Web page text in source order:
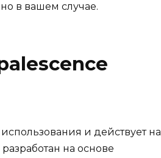
в вашем случае.
и действует на
на основе